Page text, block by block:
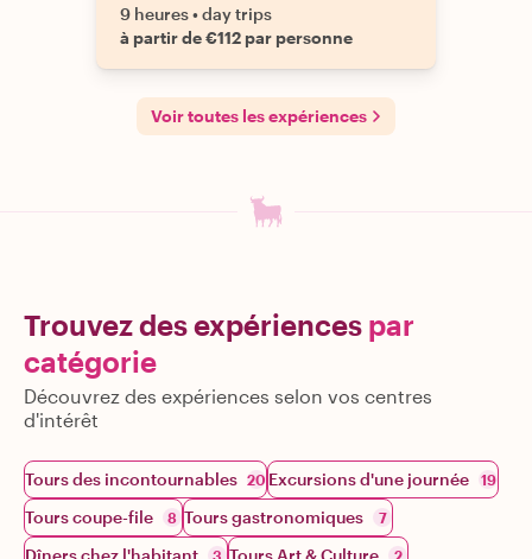
9 heures•day trips
à partir de €112 par personne
Voir toutes les expériences
Trouvez des expériences par
catégorie
Découvrez des expériences selon vos centres
d'intérêt
Tours des incontournables 20 Excursions d'une journée 19
Tours coupe-file 8 Tours gastronomiques 7
Dîners chez l'habitant 3 Tours Art & Culture 2